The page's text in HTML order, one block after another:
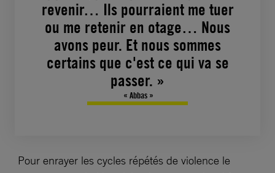
revenir… Ils pourraient me tuer
ou me retenir en otage… Nous
avons peur. Et nous sommes
certains que c'est ce qui va se
passer. »
« Abbas »
Pour enrayer les cycles répétés de violence le